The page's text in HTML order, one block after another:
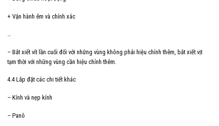
+ Vận hành êm và chính xác
…
– Bắt xiết vít lần cuối đối với những vùng không phải hiệu chỉnh thêm, bắt xiết vịt
tạm thời với những vùng cần hiệu chỉnh thêm.
4.4 Lắp đặt các chi tiết khác
– Kính và nẹp kính
– Panô